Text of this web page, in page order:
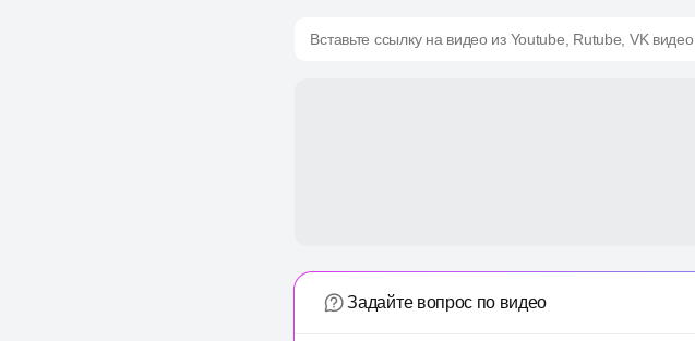
Вставьте ссылку на видео из Youtube, Rutube, VK видео
Задайте вопрос по видео